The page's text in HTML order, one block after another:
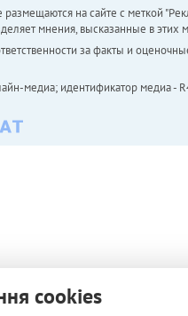
на сайте с меткой
мнения, высказанные в этих
за факты и
медиа; идентификатор медиа -
cookies